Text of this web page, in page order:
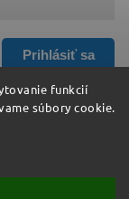
funkcií
súbory cookie.
Prihlásiť sa
vyhradené.